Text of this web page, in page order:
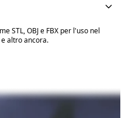
STL, OBJ e FBX per l'uso nel
altro ancora.